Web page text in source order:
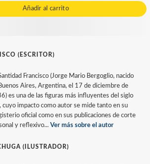
Añadir al carrito
(ESCRITOR)
Francisco (Jorge Mario Bergoglio, nacido
Aires, Argentina, el 17 de diciembre de
es una de las figuras más influyentes del siglo
cuyo impacto como autor se mide tanto en su
oficial como en sus publicaciones de corte
y reflexivo... Ver más sobre el autor
(ILUSTRADOR)